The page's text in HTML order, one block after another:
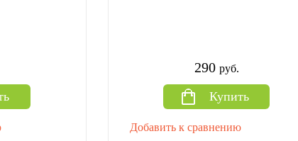
290 руб.
Купить
Добавить к сравнению